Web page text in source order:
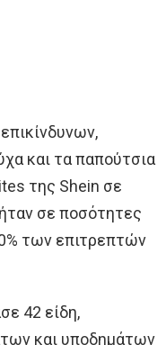
και τα παπούτσια
της Shein σε
σε ποσότητες
των επιτρεπτών
42 είδη,
και υποδημάτων